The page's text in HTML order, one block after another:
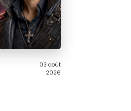
03 août
2026